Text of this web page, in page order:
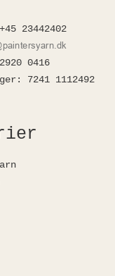
+45 23442402
2920 0416
:
7241 1112492